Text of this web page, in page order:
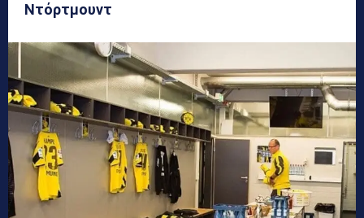
Ντόρτμουντ